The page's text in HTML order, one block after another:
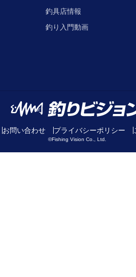
釣具店情報
釣り入門動画
お問い合わせ プライバシーポリシー
©Fishing Vision Co., Ltd.